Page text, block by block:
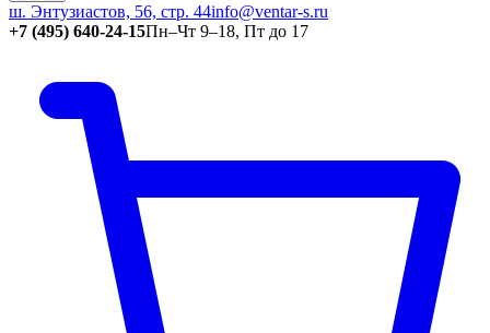
ш. Энтузиастов, 56, стр. 44info@ventar-s.ru
+7 (495) 640-24-15Пн–Чт 9–18, Пт до 17